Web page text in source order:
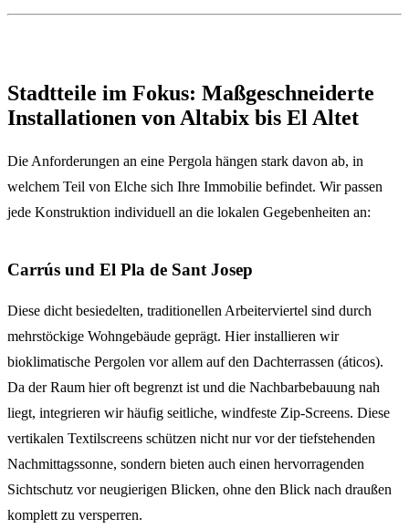
Stadtteile im Fokus: Maßgeschneiderte
Installationen von Altabix bis El Altet
Die Anforderungen an eine Pergola hängen stark davon ab, in
welchem Teil von Elche sich Ihre Immobilie befindet. Wir passen
jede Konstruktion individuell an die lokalen Gegebenheiten an:
Carrús und El Pla de Sant Josep
Diese dicht besiedelten, traditionellen Arbeiterviertel sind durch
mehrstöckige Wohngebäude geprägt. Hier installieren wir
bioklimatische Pergolen vor allem auf den Dachterrassen (áticos).
Da der Raum hier oft begrenzt ist und die Nachbarbebauung nah
liegt, integrieren wir häufig seitliche, windfeste Zip-Screens. Diese
vertikalen Textilscreens schützen nicht nur vor der tiefstehenden
Nachmittagssonne, sondern bieten auch einen hervorragenden
Sichtschutz vor neugierigen Blicken, ohne den Blick nach draußen
komplett zu versperren.